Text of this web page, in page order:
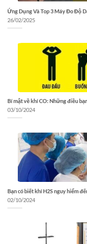
Ứng Dụng Và Top 3 Máy Đo Độ
26/02/2025
Bí mật về khí CO: Những điều
03/10/2024
Bạn có biết khí H2S nguy hiểm
02/10/2024